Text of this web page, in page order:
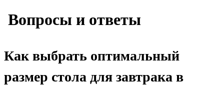
️ Вопросы и ответы
Как выбрать оптимальный
размер стола для завтрака в